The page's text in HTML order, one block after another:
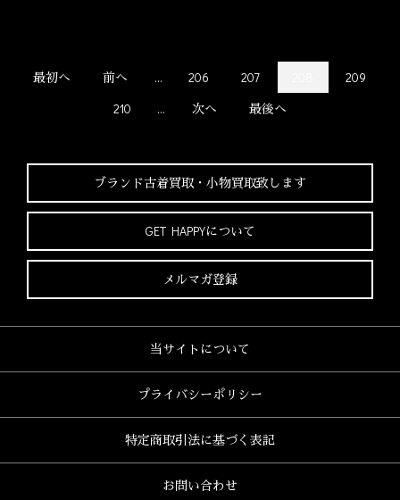
最初へ 前へ ... 206 207
209
210
... 次へ 最後へ
ブランド古着買取・ 小物買取致します
GET HAPPYについて
メルマガ登録
当サイトについて
プライバシーポリシー
特定商取引法に基づく表記
お問い合わせ